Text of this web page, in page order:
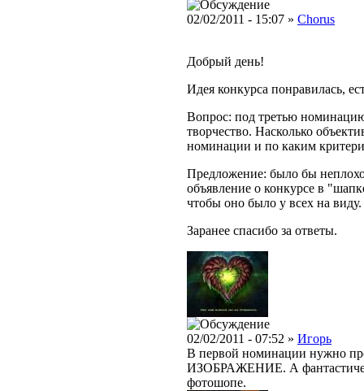
02/02/2011 - 15:07 » Chorus
Добрый день!
Идея конкурса понравилась,
Вопрос: под третью
творчество. Насколько
номинации и по каким
Предложение: было бы
объявление о конкурсе в
чтобы оно было у всех на виду.
Заранее спасибо за ответы.
02/02/2011 - 07:52 » Игорь
В первой номинации нужно
ИЗОБРАЖЕНИЕ. А
фотошопе.